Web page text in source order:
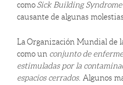
como Sick Building Syndrome
causante de algunas
La Organización Mundial de
como un conjunto de
estimuladas por la
espacios cerrados. Algunos